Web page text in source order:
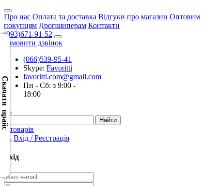
Про нас Оплата та доставка Відгуки про магазин Оптовим
покупцям Дропшиперам Контакти
(093)671-91-52
Замовити дзвінок
(066)539-95-41
Skype: Favoritti
favoritti.com@gmail.com
Пн - Сб: з 9:00 -
18:00
0 товарів
Вхід / Реєстрація
Вхід
Скачати прайс
Скачать
XML
(Розн.)
Скачать
XML
(Опт)
CSV